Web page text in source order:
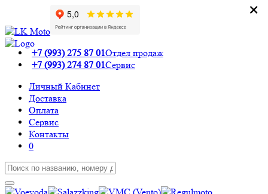
+7 (993) 275 87 01Отдел продаж
+7 (993) 274 87 01Сервис
Личный Кабинет
Доставка
Оплата
Сервис
Контакты
0
×
×